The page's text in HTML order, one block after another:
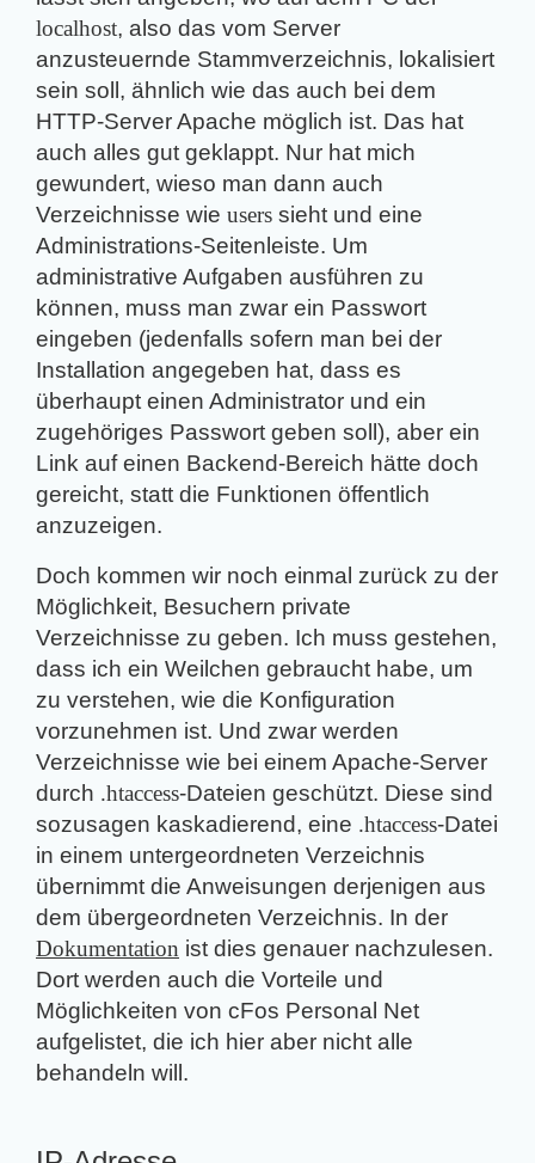
localhost, also das vom Server
anzusteuernde Stammverzeichnis, lokalisiert
sein soll, ähnlich wie das auch bei dem
HTTP-Server Apache möglich ist. Das hat
auch alles gut geklappt. Nur hat mich
gewundert, wieso man dann auch
Verzeichnisse wie users sieht und eine
Administrations-Seitenleiste. Um
administrative Aufgaben ausführen zu
können, muss man zwar ein Passwort
eingeben (jedenfalls sofern man bei der
Installation angegeben hat, dass es
überhaupt einen Administrator und ein
zugehöriges Passwort geben soll), aber ein
Link auf einen Backend-Bereich hätte doch
gereicht, statt die Funktionen öffentlich
anzuzeigen.
Doch kommen wir noch einmal zurück zu der
Möglichkeit, Besuchern private
Verzeichnisse zu geben. Ich muss gestehen,
dass ich ein Weilchen gebraucht habe, um
zu verstehen, wie die Konfiguration
vorzunehmen ist. Und zwar werden
Verzeichnisse wie bei einem Apache-Server
durch .htaccess-Dateien geschützt. Diese sind
sozusagen kaskadierend, eine .htaccess-Datei
in einem untergeordneten Verzeichnis
übernimmt die Anweisungen derjenigen aus
dem übergeordneten Verzeichnis. In der
Dokumentation ist dies genauer nachzulesen.
Dort werden auch die Vorteile und
Möglichkeiten von cFos Personal Net
aufgelistet, die ich hier aber nicht alle
behandeln will.